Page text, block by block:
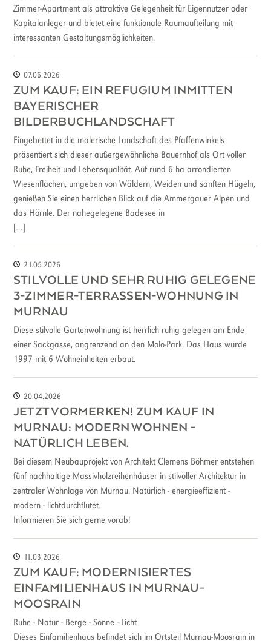
Zimmer-Apartment als attraktive Gelegenheit für Eigennutzer oder
Kapitalanleger und bietet eine funktionale Raumaufteilung mit
interessanten Gestaltungsmöglichkeiten.
07.06.2026
ZUM KAUF: EIN REFUGIUM INMITTEN
BAYERISCHER
BILDERBUCHLANDSCHAFT
Eingebettet in die malerische Landschaft des Pfaffenwinkels
präsentiert sich dieser außergewöhnliche Bauernhof als Ort voller
Ruhe, Freiheit und Lebensqualität. Auf rund 6 ha arrondierten
Wiesenflächen, umgeben von Wäldern, Weiden und sanften Hügeln,
genießen Sie einen herrlichen Blick auf die Ammergauer Alpen und
das Hörnle. Der nahegelegene Badesee in
[…]
21.05.2026
STILVOLLE UND SEHR RUHIG GELEGENE
3-ZIMMER-TERRASSEN-WOHNUNG IN
MURNAU
Diese stilvolle Gartenwohnung ist herrlich ruhig gelegen am Ende
einer Sackgasse, angrenzend an den Molo-Park. Das Haus wurde
1997 mit 6 Wohneinheiten erbaut.
20.04.2026
JETZT VORMERKEN! ZUM KAUF IN
MURNAU: MODERN WOHNEN -
NATÜRLICH LEBEN.
Bei diesem Neubauprojekt von Architekt Clemens Böhmer entstehen
fünf nachhaltige Massivholzreihenhäuser in stilvoller Architektur in
zentraler Wohnlage von Murnau. Natürlich - energieeffizient -
modern - lichtdurchflutet.
Informieren Sie sich gerne vorab!
11.03.2026
ZUM KAUF: MODERNISIERTES
EINFAMILIENHAUS IN MURNAU-
MOOSRAIN
Ruhe - Natur - Berge - Sonne - Licht
Dieses Einfamilienhaus befindet sich im Ortsteil Murnau-Moosrain in